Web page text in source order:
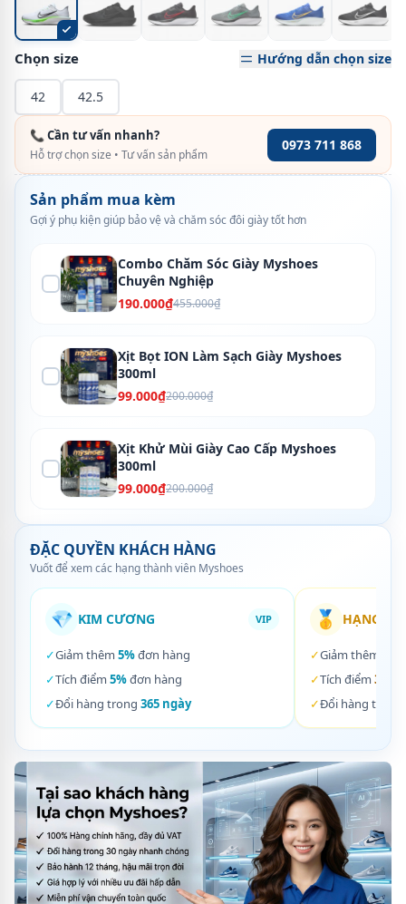
Chọn size Hướng dẫn chọn size
42 42.5
📞 Cần tư vấn nhanh?
Hỗ trợ chọn size • Tư vấn sản phẩm
0973 711 868
Sản phẩm mua kèm
Gợi ý phụ kiện giúp bảo vệ và chăm sóc đôi giày tốt hơn
Combo Chăm Sóc Giày Myshoes
Chuyên Nghiệp
190.000₫455.000₫
Xịt Bọt ION Làm Sạch Giày Myshoes
300ml
99.000₫200.000₫
Xịt Khử Mùi Giày Cao Cấp Myshoes
300ml
99.000₫200.000₫
ĐẶC QUYỀN KHÁCH HÀNG
Vuốt để xem các hạng thành viên Myshoes
💎 KIM CƯƠNG VIP
✓Giảm thêm 5%đơn hàng
✓Tích điểm 5%đơn hàng
✓Đổi hàng trong 365 ngày
🥇 HẠNG
✓Giảm thêm
✓Tích điểm 3%
✓Đổi hàng trong